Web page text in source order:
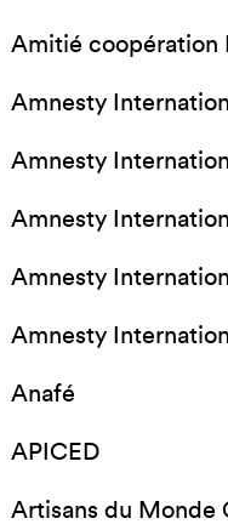
Amitié coopération
Amnesty
Amnesty
Amnesty
Amnesty
Amnesty
Anafé
APICED
Artisans du Monde